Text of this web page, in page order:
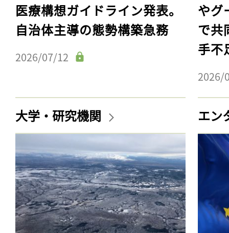
医療構想ガイドライン発表。
自治体主導の態勢構築急務
2026/07/12
やグ
で共
手不
2026/
大学・研究機関 エン